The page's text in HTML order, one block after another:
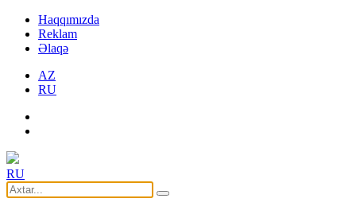
Haqqımızda
Reklam
Əlaqə
AZ
RU
RU